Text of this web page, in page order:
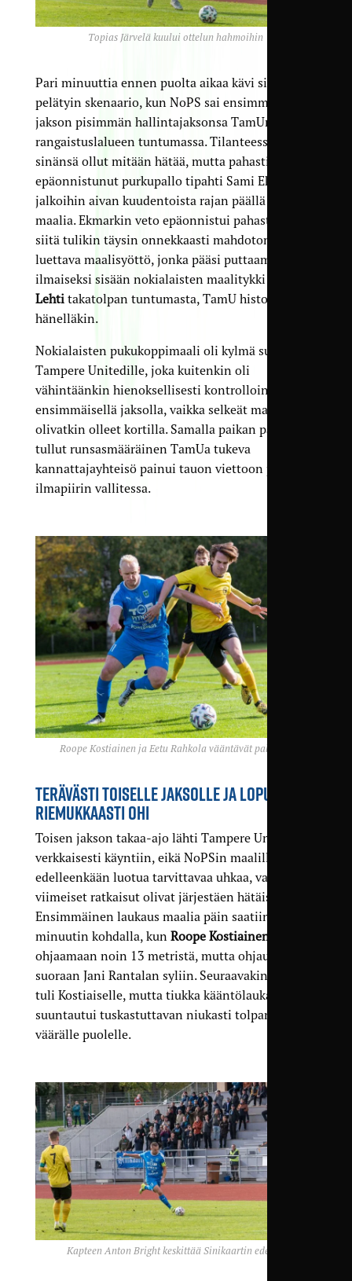
Topias Järvelä kuului ottelun hahmoihin
Pari minuuttia ennen puolta aikaa kävi sitten se
pelätyin skenaario, kun NoPS sai ensimmäisen
jakson pisimmän hallintajaksonsa TamUn
rangaistuslalueen tuntumassa. Tilanteessa ei
sinänsä ollut mitään hätää, mutta pahasti
epäonnistunut purkupallo tipahti Sami Ekmarkin
jalkoihin aivan kuudentoista rajan päällä keskellä
maalia. Ekmarkin veto epäonnistui pahasti, mutta
siitä tulikin täysin onnekkaasti mahdoton
luettava maalisyöttö, jonka pääsi puttaamaan
ilmaiseksi sisään nokialaisten maalitykki
Lehtitakatolpan tuntumasta, TamU historiaa
hänelläkin.
Nokialaisten pukukoppimaali oli kylmä suihku
Tampere Unitedille, joka kuitenkin oli
vähintäänkin hienoksellisesti kontrolloinut
ensimmäisellä jaksolla, vaikka selkeät maalipaikat
olivatkin olleet kortilla. Samalla paikan päälle
tullut runsasmääräinen TamUa tukeva
kannattajayhteisö painui tauon viettoon pelon
ilmapiirin vallitessa.
Roope Kostiainen ja Eetu Rahkola vääntävät pallosta.
TERÄVÄSTI TOISELLE JAKSOLLE JA LOPULTA
RIEMUKKAASTI OHI
Toisen jakson takaa-ajo lähti Tampere Unitedilla
verkkaisesti käyntiin, eikä NoPSin maalille saatu
edelleenkään luotua tarvittavaa uhkaa, vaan
viimeiset ratkaisut olivat järjestäen hätäisiä.
Ensimmäinen laukaus maalia päin saatiin 54.
minuutin kohdalla, kun Roope Kostiainen
ohjaamaan noin 13 metristä, mutta ohjaus lipui
suoraan Jani Rantalan syliin. Seuraavakin paikka
tuli Kostiaiselle, mutta tiukka kääntölaukaus
suuntautui tuskastuttavan niukasti tolpan
väärälle puolelle.
Kapteen Anton Bright keskittää Sinikaartin edessä.